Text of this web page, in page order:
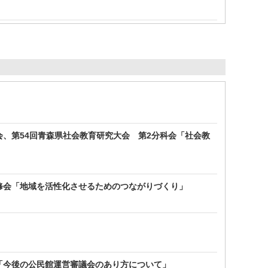
、第54回青森県社会教育研究大会 第2分科会「社会教
「地域を活性化させるためのつながりづくり」
後の公民館運営審議会のあり方について」